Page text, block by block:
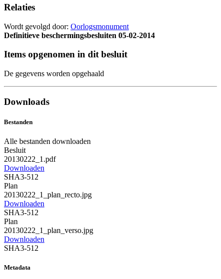
Relaties
Wordt gevolgd door: Oorlogsmonument
Definitieve beschermingsbesluiten 05-02-2014
Items opgenomen in dit besluit
De gegevens worden opgehaald
Downloads
Bestanden
Alle bestanden downloaden
Besluit
20130222_1.pdf
Downloaden
SHA3-512
Plan
20130222_1_plan_recto.jpg
Downloaden
SHA3-512
Plan
20130222_1_plan_verso.jpg
Downloaden
SHA3-512
Metadata